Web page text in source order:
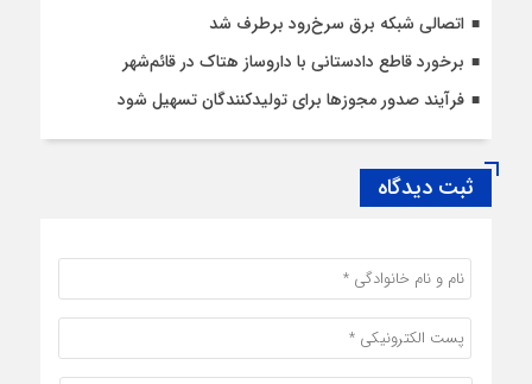
اتصالی شبکه برق سرخ‌رود برطرف شد
برخورد قاطع دادستانی با داروساز هتاک در قائم‌شهر
فرآیند صدور مجوزها برای تولیدکنندگان تسهیل شود
ثبت دیدگاه